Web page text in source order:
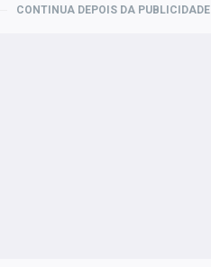
CONTINUA DEPOIS DA PUBLICIDADE